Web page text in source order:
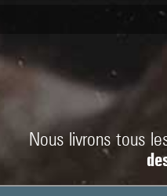
Nous livrons tous